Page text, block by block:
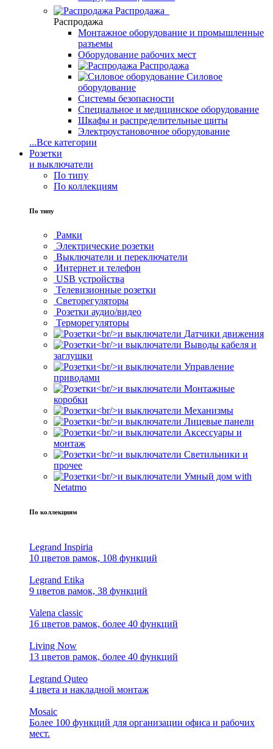
Распродажа
Распродажа
Монтажное оборудование и промышленные
разъемы
Оборудование рабочих мест
Распродажа
Силовое
оборудование
Системы безопасности
Специальное и медицинское оборудование
Шкафы и распределительные щиты
Электроустановочное оборудование
...Все категории
Розетки
и выключатели
По типу
По коллекциям
По типу
Рамки
Электрические розетки
Выключатели и переключатели
Интернет и телефон
USB устройства
Телевизионные розетки
Светорегуляторы
Розетки аудио/видео
Терморегуляторы
Датчики движения
Выводы кабеля и
заглушки
Управление
приводами
Монтажные
коробки
Механизмы
Лицевые панели
Аксессуары и
монтаж
Светильники и
прочее
Умный дом with
Netatmo
По коллекциям
Legrand Inspiria
10 цветов рамок, 108 функций
Legrand Etika
9 цветов рамок, 38 функций
Valena classic
16 цветов рамок, более 40 функций
Living Now
13 цветов рамок, более 40 функций
Legrand Quteo
4 цвета и накладной монтаж
Mosaic
Более 100 функций для организации офиса и рабочих
мест.